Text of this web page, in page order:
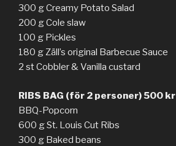
300 g Creamy Potato Salad
200 g Cole slaw
100 g Pickles
180 g Zäll’s original Barbecue Sauce
2 st Cobbler & Vanilla custard
RIBS BAG (för 2 personer) 500 kr
BBQ-Popcorn
600 g St. Louis Cut Ribs
300 g Baked beans